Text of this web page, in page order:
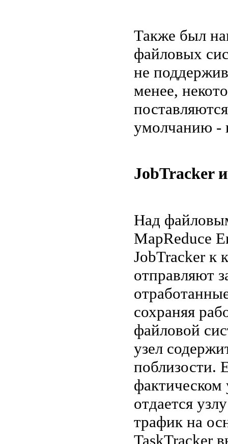
Также был
файловых
не
менее,
умолчанию -
JobTracker
Над
MapReduce
JobTracker к
отправляют
сохраняя
файловой
узел
поблизости.
фактическом
отдается
трафик на
TaskTracker